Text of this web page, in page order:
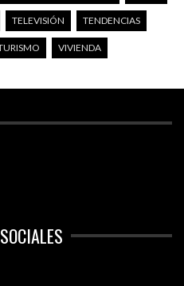
TELEVISIÓN TENDENCIAS
VIVIENDA